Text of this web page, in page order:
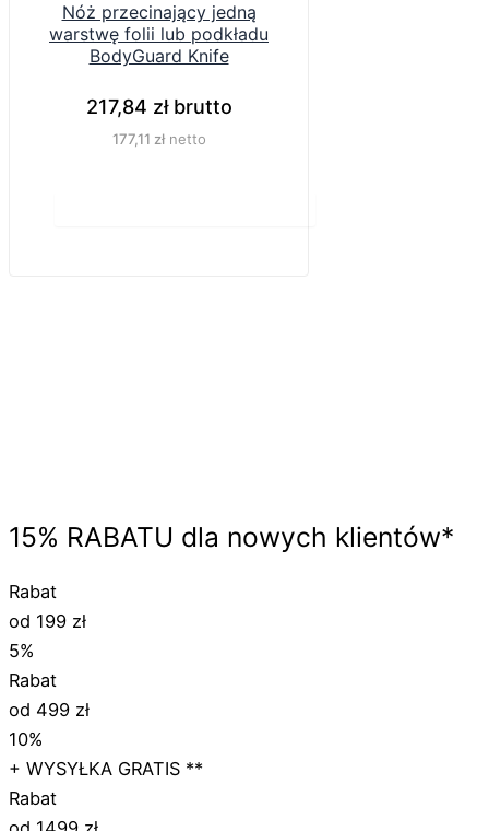
Nóż przecinający jedną
warstwę folii lub podkładu
BodyGuard Knife
217,84 złbrutto
177,11 złnetto
15% RABATU dla nowych klientów*
Rabat
od 199 zł
5%
Rabat
od 499 zł
10%
+ WYSYŁKA GRATIS **
Rabat